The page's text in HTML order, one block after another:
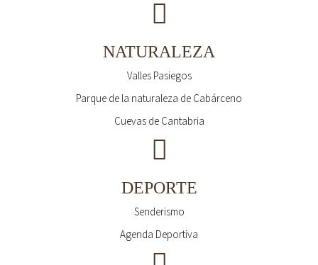
NATURALEZA
Valles Pasiegos
Parque de la naturaleza de Cabárceno
Cuevas de Cantabria
DEPORTE
Senderismo
Agenda Deportiva